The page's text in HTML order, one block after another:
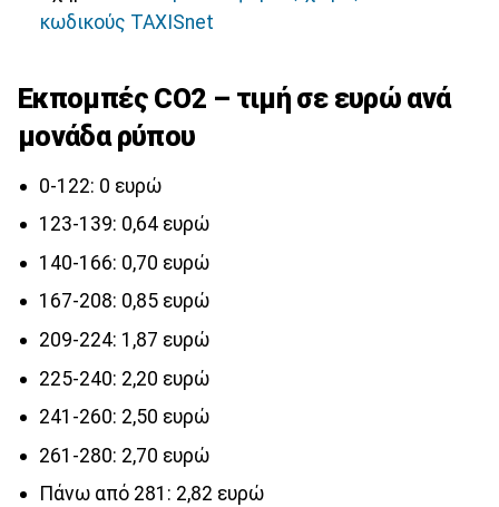
κωδικούς TAXISnet
Εκπομπές CO2 – τιμή σε ευρώ ανά
μονάδα ρύπου
0-122: 0 ευρώ
123-139: 0,64 ευρώ
140-166: 0,70 ευρώ
167-208: 0,85 ευρώ
209-224: 1,87 ευρώ
225-240: 2,20 ευρώ
241-260: 2,50 ευρώ
261-280: 2,70 ευρώ
Πάνω από 281: 2,82 ευρώ